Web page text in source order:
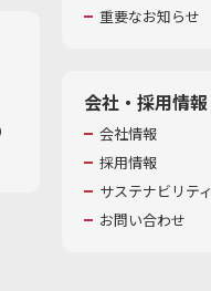
重要なお知らせ
会社・採用情報
会社情報
採用情報
サステナビリティ
お問い合わせ